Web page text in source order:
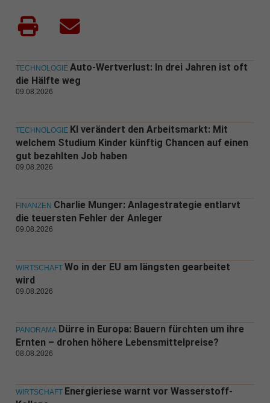
TECHNOLOGIE Auto-Wertverlust: In drei Jahren ist oft
die Hälfte weg
09.08.2026
TECHNOLOGIE KI verändert den Arbeitsmarkt: Mit
welchem Studium Kinder künftig Chancen auf einen
gut bezahlten Job haben
09.08.2026
FINANZEN Charlie Munger: Anlagestrategie entlarvt
die teuersten Fehler der Anleger
09.08.2026
WIRTSCHAFT Wo in der EU am längsten gearbeitet
wird
09.08.2026
PANORAMA Dürre in Europa: Bauern fürchten um ihre
Ernten – drohen höhere Lebensmittelpreise?
08.08.2026
WIRTSCHAFT Energieriese warnt vor Wasserstoff-